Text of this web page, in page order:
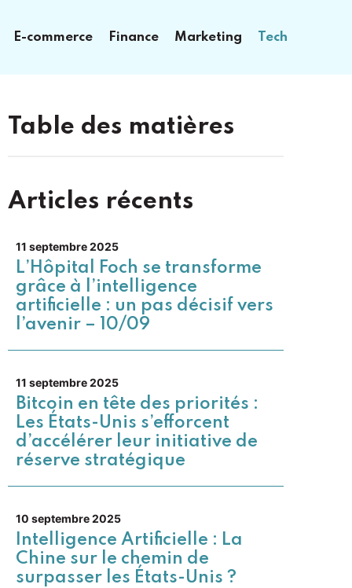
E-commerce Finance Marketing Tech
Table des matières
Articles récents
11 septembre 2025
L’Hôpital Foch se transforme
grâce à l’intelligence
artificielle : un pas décisif vers
l’avenir – 10/09
11 septembre 2025
Bitcoin en tête des priorités :
Les États-Unis s’efforcent
d’accélérer leur initiative de
réserve stratégique
10 septembre 2025
Intelligence Artificielle : La
Chine sur le chemin de
surpasser les États-Unis ?